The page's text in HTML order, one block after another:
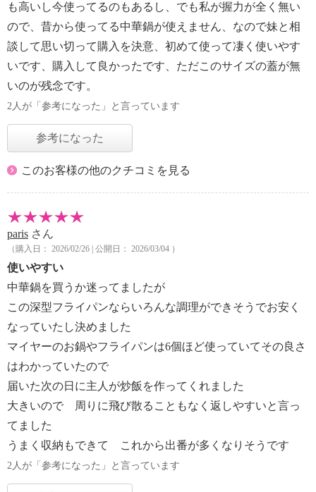
も高いし今使ってるのもあるし、でも私が握力が全く無い
ので、昔から使ってる中華鍋が使えません、なので妹と相
談して思い切って購入を決意、初めて使って凄く使いやす
いです、購入して良かったです、ただこのサイズの蓋が無
いのが残念です。
2人が「参考になった」と言っています
参考になった
このお客様の他のクチコミを見る
paris さん
（購入日： 2026/02/26 | 公開日： 2026/03/04 ）
使いやすい
中華鍋を買うか迷ってましたが
この深型フライパンならいろんな調理ができそうでお安く
なっていたし決めました
マイヤーのお鍋やフライパンは6個ほど使っていてその良さ
はわかっていたので
届いた次の日に主人が炒飯を作ってくれました
大きいので 周りに飛び散ることもなく返しやすいと言っ
てました
うまく収納もできて これから出番が多くなりそうです
2人が「参考になった」と言っています